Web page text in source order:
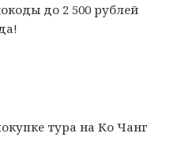
до 2 500 рублей
тура на Ко Чанг